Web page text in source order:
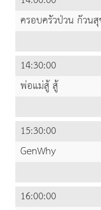
ครอบครัวป่วน ก๊วน
14:30:00
พ่อแม่สู้ สู้
15:30:00
GenWhy
16:00:00